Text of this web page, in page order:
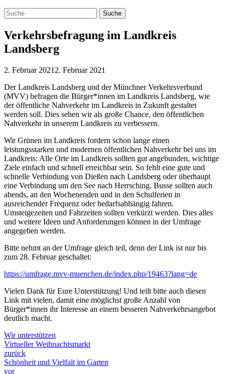
Verkehrsbefragung im Landkreis
Landsberg
2. Februar 2021 2. Februar 2021
Der Landkreis Landsberg und der Münchner Verkehrsverbund
(MVV) befragen die Bürger*innen im Landkreis Landsberg, wie
der öffentliche Nahverkehr im Landkreis in Zukunft gestaltet
werden soll. Dies sehen wir als große Chance, den öffentlichen
Nahverkehr in unserem Landkreis zu verbessern.
Wir Grünen im Landkreis fordern schon lange einen
leistungsstarken und modernen öffentlichen Nahverkehr bei uns im
Landkreis: Alle Orte im Landkreis sollten gut angebunden, wichtige
Ziele einfach und schnell erreichbar sein. So fehlt eine gute und
schnelle Verbindung von Dießen nach Landsberg oder überhaupt
eine Verbindung um den See nach Herrsching. Busse sollten auch
abends, an den Wochenenden und in den Schulferien in
ausreichender Frequenz oder bedarfsabhängig fahren.
Umsteigezeiten und Fahrzeiten sollten verkürzt werden. Dies alles
und weitere Ideen und Anforderungen können in der Umfrage
angegeben werden.
Bitte nehmt an der Umfrage gleich teil, denn der Link ist nur bis
zum 28. Februar geschaltet:
https://umfrage.mvv-muenchen.de/index.php/19463?lang=de
Vielen Dank für Eure Unterstützung! Und teilt bitte auch diesen
Link mit vielen, damit eine möglichst große Anzahl von
Bürger*innen ihr Interesse an einem besseren Nahverkehrsangebot
deutlich macht.
Wir unterstützen
Virtueller Weihnachtsmarkt
zurück
Schönheit und Vielfalt im Garten
vor